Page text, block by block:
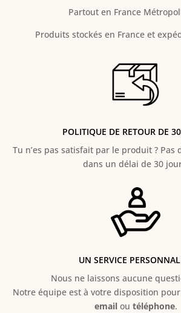
Partout en France
Produits stockés en France et
POLITIQUE DE RETOUR DE
Tu n’es pas satisfait par le produit ? Pas
dans un délai de 30
UN SERVICE
Nous ne laissons aucune
Notre équipe est à votre disposition
emailou téléphone.